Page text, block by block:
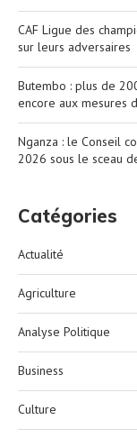
CAF Ligue des
sur leurs adversaires
Butembo : plus de
encore aux mesures
Nganza : le Conseil
2026 sous le sceau
Catégories
Actualité
Agriculture
Analyse Politique
Business
Culture